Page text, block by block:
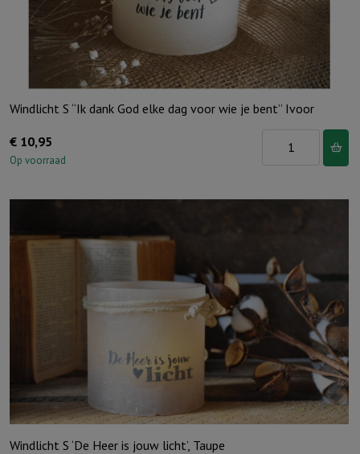
Windlicht S “Ik dank God elke dag voor wie je bent” Ivoor
€ 10,95
Op voorraad
Windlicht
dank
dag
voor
wie
je
bent"
Ivoor
aantal
Windlicht S ‘De Heer is jouw licht’, Taupe